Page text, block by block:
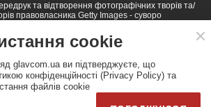
та відтворення фотографічних творів та/
правовласника Getty Images - суворо
(Privacy Policy). Правила сайту
АРХІВ
,opendatabot.ua
cookie
glavcom.ua ви підтверджуєте, що
конфіденційності (Privacy Policy) та
файлів cookie